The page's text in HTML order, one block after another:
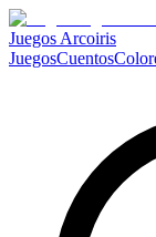
Juegos Arcoiris
JuegosCuentos